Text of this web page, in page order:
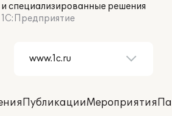
и специализированные решения
1С:Предприятие
ПубликацииМероприятия